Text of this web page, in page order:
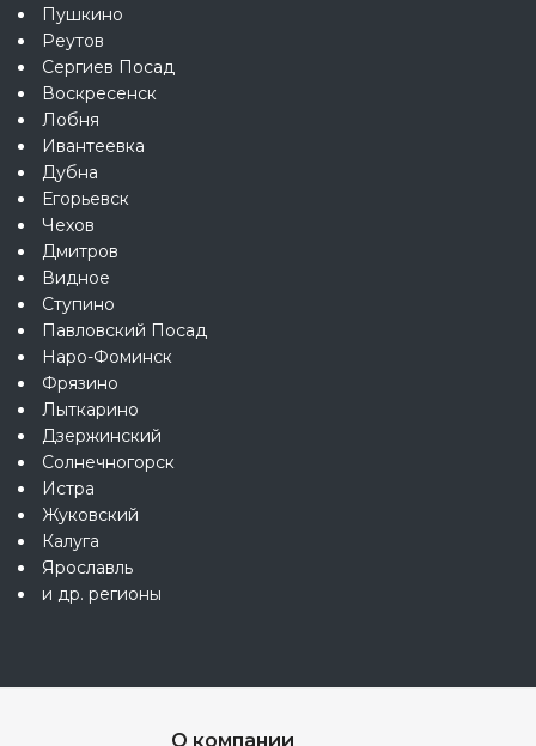
Пушкино
Реутов
Сергиев Посад
Воскресенск
Лобня
Ивантеевка
Дубна
Егорьевск
Чехов
Дмитров
Видное
Ступино
Павловский Посад
Наро-Фоминск
Фрязино
Лыткарино
Дзержинский
Солнечногорск
Истра
Жуковский
Калуга
Ярославль
и др. регионы
О компании